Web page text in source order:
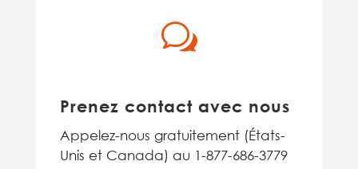
w
Prenez contact avec nous
Appelez-nous gratuitement (États-
Unis et Canada) au 1-877-686-3779